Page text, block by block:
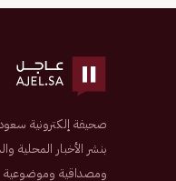
بنشر الأخبار المحلية
ومصداقية وموضوعية